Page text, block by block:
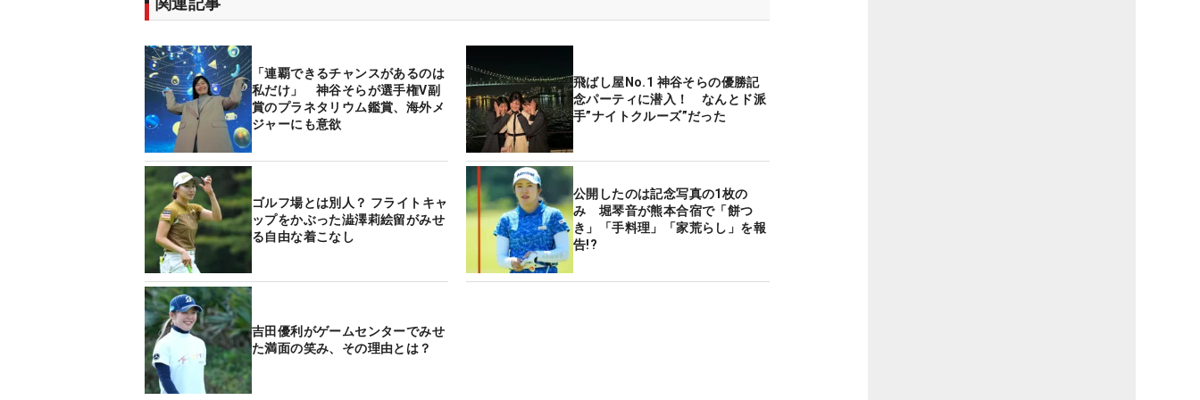
「連覇できるチャンスがあるのは
私だけ」 神谷そらが選手権V副
賞のプラネタリウム鑑賞、海外メ
ジャーにも意欲
飛ばし屋No.1 神谷そらの優勝記
念パーティに潜入！ なんとド派
手”ナイトクルーズ”だった
ゴルフ場とは別人？ フライトキャ
ップをかぶった澁澤莉絵留がみせ
る自由な着こなし
公開したのは記念写真の1枚の
み 堀琴音が熊本合宿で「餅つ
き」「手料理」「家荒らし」を報
告!?
吉田優利がゲームセンターでみせ
た満面の笑み、その理由とは？